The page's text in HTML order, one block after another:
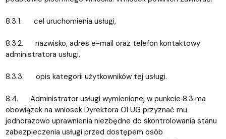
8.3.1. cel uruchomienia usługi,
8.3.2. nazwisko, adres e-mail oraz telefon kontaktowy
administratora usługi,
8.3.3. opis kategorii użytkowników tej usługi.
8.4. Administrator usługi wymienionej w punkcie 8.3 ma
obowiązek na wniosek Dyrektora OI UG przyznać mu
jednorazowo uprawnienia niezbędne do skontrolowania stanu
zabezpieczenia usługi przed dostępem osób